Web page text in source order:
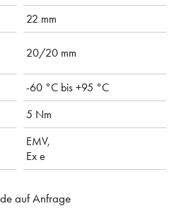
22 mm
20/20 mm
-60 °C bis +95 °C
5 Nm
EMV,
Ex e
auf Anfrage